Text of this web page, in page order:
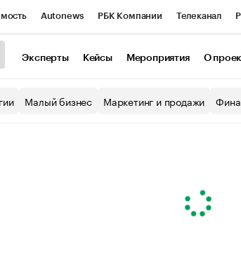
Autonews РБК Компании Телеканал
Экономика Бизнес
Эксперты Кейсы Мероприятия О
Малый бизнес Маркетинг и продажи